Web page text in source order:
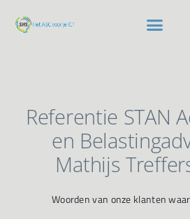
Referentie STAN
en
Mathijs
Woorden van onze klanten